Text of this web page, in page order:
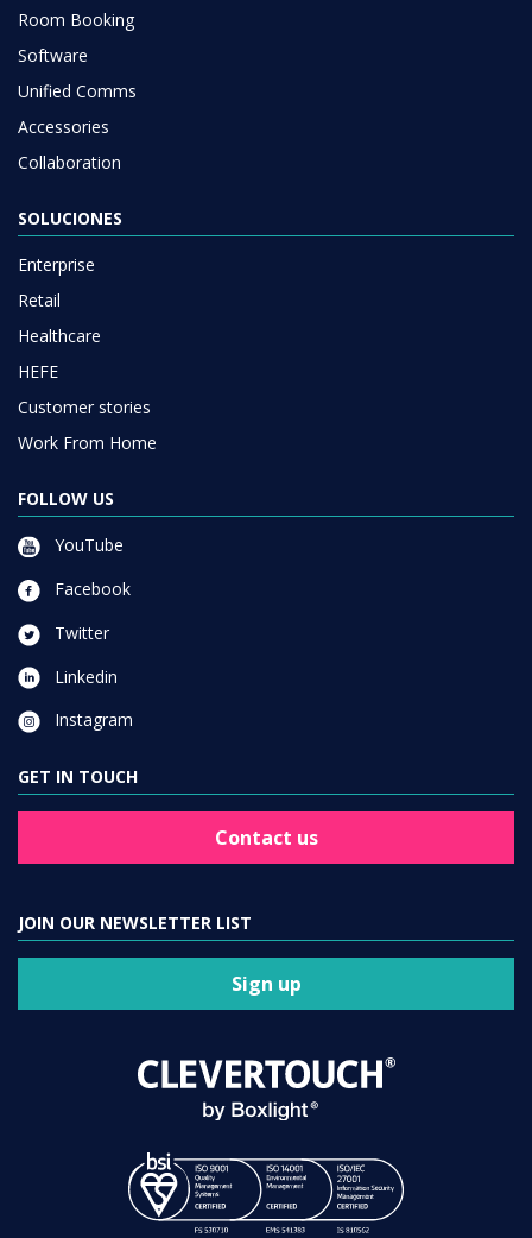
Room Booking
Software
Unified Comms
Accessories
Collaboration
SOLUCIONES
Enterprise
Retail
Healthcare
HEFE
Customer stories
Work From Home
FOLLOW US
YouTube
Facebook
Twitter
Linkedin
Instagram
GET IN TOUCH
Contact us
JOIN OUR NEWSLETTER LIST
Sign up